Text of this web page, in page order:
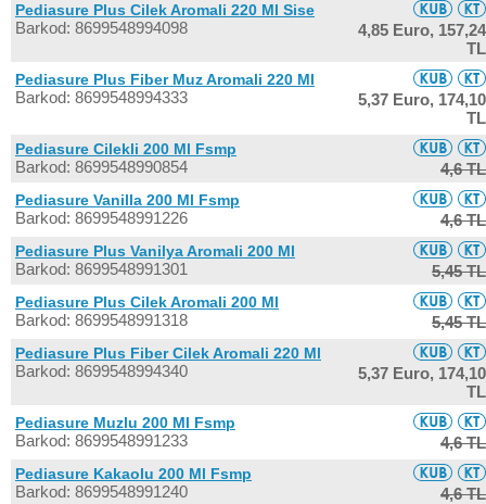
Pediasure Plus Cilek Aromali 220 Ml Sise
Barkod: 8699548994098 4,85 Euro, 157,24
TL
Pediasure Plus Fiber Muz Aromali 220 Ml
Barkod: 8699548994333 5,37 Euro, 174,10
TL
Pediasure Cilekli 200 Ml Fsmp
Barkod: 8699548990854 4,6 TL
Pediasure Vanilla 200 Ml Fsmp
Barkod: 8699548991226 4,6 TL
Pediasure Plus Vanilya Aromali 200 Ml
Barkod: 8699548991301 5,45 TL
Pediasure Plus Cilek Aromali 200 Ml
Barkod: 8699548991318 5,45 TL
Pediasure Plus Fiber Cilek Aromali 220 Ml
Barkod: 8699548994340 5,37 Euro, 174,10
TL
Pediasure Muzlu 200 Ml Fsmp
Barkod: 8699548991233 4,6 TL
Pediasure Kakaolu 200 Ml Fsmp
Barkod: 8699548991240 4,6 TL